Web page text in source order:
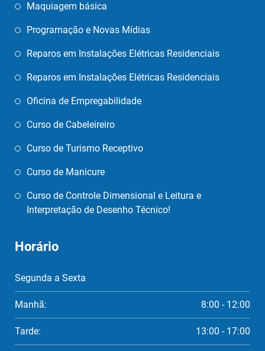
Maquiagem básica
Programação e Novas Mídias
Reparos em Instalações Elétricas Residenciais
Reparos em Instalações Elétricas Residenciais
Oficina de Empregabilidade
Curso de Cabeleireiro
Curso de Turismo Receptivo
Curso de Manicure
Curso de Controle Dimensional e Leitura e
Interpretação de Desenho Técnico!
Horário
Segunda a Sexta
Manhã: 8:00 - 12:00
Tarde: 13:00 - 17:00